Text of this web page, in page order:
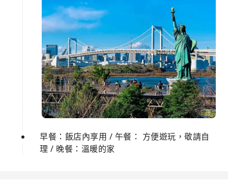
早餐：飯店內享用 / 午餐： 方便遊玩，敬請自
理 / 晚餐：溫暖的家